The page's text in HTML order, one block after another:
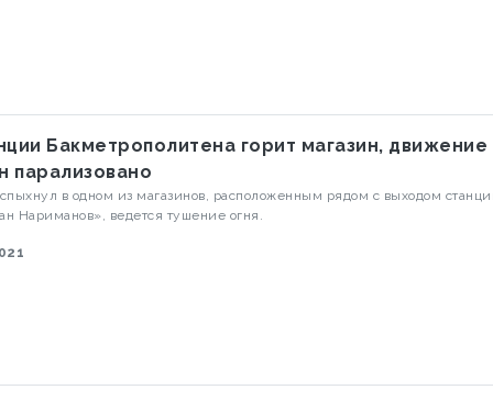
Бакметрополитена горит магазин, движение
парализовано
в одном из магазинов, расположенным рядом с выходом
Нариманов», ведется тушение огня.